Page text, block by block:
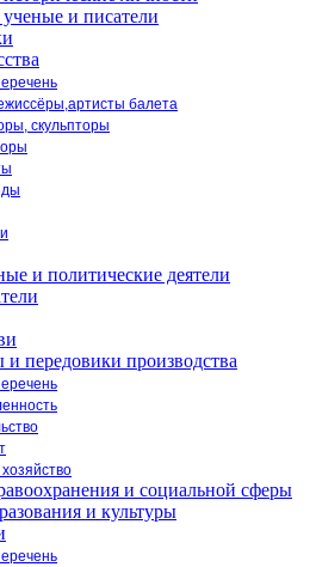
и писатели
балета
скульпторы
и политические деятели
и передовики производства
и социальной сферы
и культуры